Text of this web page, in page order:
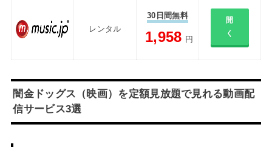
レンタル
30日間無料
1,958 円
開
く
闇金ドッグス（映画）を定額見放題で見れる動画配
信サービス3選